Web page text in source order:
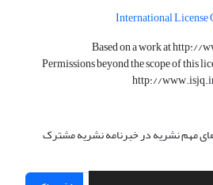
International License
Based on a work athttp://
Permissions beyond the scope of this
http://
های مهم نشریه در خبرنامه نشریه مشترک